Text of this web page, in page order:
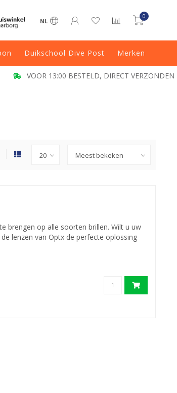
NL
0
Duikschool Dive Post Merken
VERZONDEN KLANT
brengen op alle soorten brillen. Wilt u uw
lenzen van Optx de perfecte oplossing